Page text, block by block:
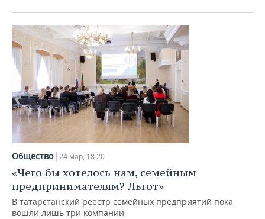
Общество 24 мар, 18:20
«Чего бы хотелось нам, семейным
предпринимателям? Льгот»
В татарстанский реестр семейных предприятий пока
вошли лишь три компании